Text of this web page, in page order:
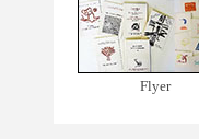
Flyer